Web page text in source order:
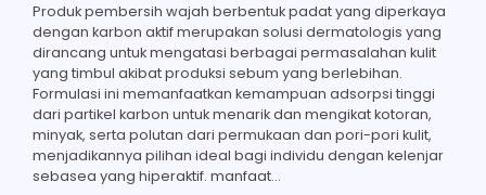
Produk pembersih wajah berbentuk padat yang diperkaya
dengan karbon aktif merupakan solusi dermatologis yang
dirancang untuk mengatasi berbagai permasalahan kulit
yang timbul akibat produksi sebum yang berlebihan.
Formulasi ini memanfaatkan kemampuan adsorpsi tinggi
dari partikel karbon untuk menarik dan mengikat kotoran,
minyak, serta polutan dari permukaan dan pori-pori kulit,
menjadikannya pilihan ideal bagi individu dengan kelenjar
sebasea yang hiperaktif. manfaat…